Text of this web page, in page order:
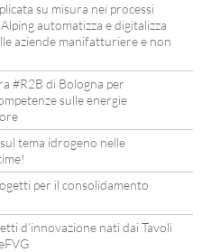
su misura nei processi
automatizza e digitalizza
aziende manifatturiere e non
#R2B di Bologna per
sulle energie
tema idrogeno nelle
per il consolidamento
d’innovazione nati dai Tavoli